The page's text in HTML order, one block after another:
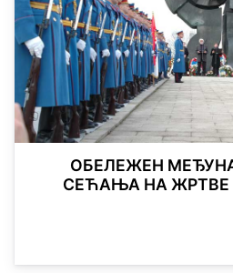
ОБЕЛЕЖЕН
СЕЋАЊА НА ЖРТВЕ